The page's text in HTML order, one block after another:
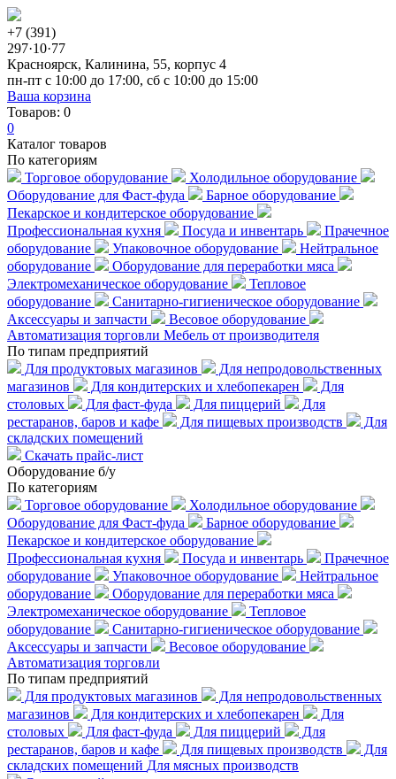
+7 (391)
297·10·77
Красноярск, Калинина, 55, корпус 4
пн-пт с 10:00 до 17:00, сб с 10:00 до 15:00
Ваша корзина
Товаров: 0
0
Каталог товаров
По категориям
Торговое оборудование
Холодильное оборудование
Оборудование для Фаст-фуда
Барное оборудование
Пекарское и кондитерское оборудование
Профессиональная кухня
Посуда и инвентарь
Прачечное
оборудование
Упаковочное оборудование
Нейтральное
оборудование
Оборудование для переработки мяса
Электромеханическое оборудование
Тепловое
оборудование
Санитарно-гигиеническое оборудование
Аксессуары и запчасти
Весовое оборудование
Автоматизация торговли Мебель от производителя
По типам предприятий
Для продуктовых магазинов
Для непродовольственных
магазинов
Для кондитерских и хлебопекарен
Для
столовых
Для фаст-фуда Для пиццерий
Для
рестаранов, баров и кафе
Для пищевых производств
Для
складских помещений
Скачать прайс-лист
Оборудование б/у
По категориям
Торговое оборудование
Холодильное оборудование
Оборудование для Фаст-фуда
Барное оборудование
Пекарское и кондитерское оборудование
Профессиональная кухня
Посуда и инвентарь
Прачечное
оборудование
Упаковочное оборудование
Нейтральное
оборудование
Оборудование для переработки мяса
Электромеханическое оборудование
Тепловое
оборудование
Санитарно-гигиеническое оборудование
Аксессуары и запчасти
Весовое оборудование
Автоматизация торговли
По типам предприятий
Для продуктовых магазинов
Для непродовольственных
магазинов
Для кондитерских и хлебопекарен
Для
столовых
Для фаст-фуда Для пиццерий
Для
рестаранов, баров и кафе
Для пищевых производств
Для
складских помещений Для мясных производств